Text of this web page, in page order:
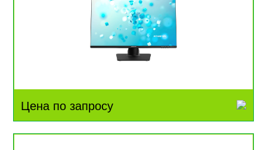
Цена по запросу